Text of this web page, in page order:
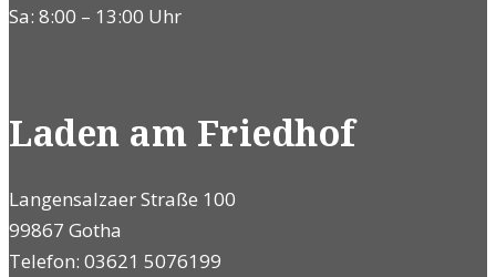
Sa: 8:00 – 13:00 Uhr
Laden am Friedhof
Langensalzaer Straße 100
99867 Gotha
Telefon: 03621 5076199